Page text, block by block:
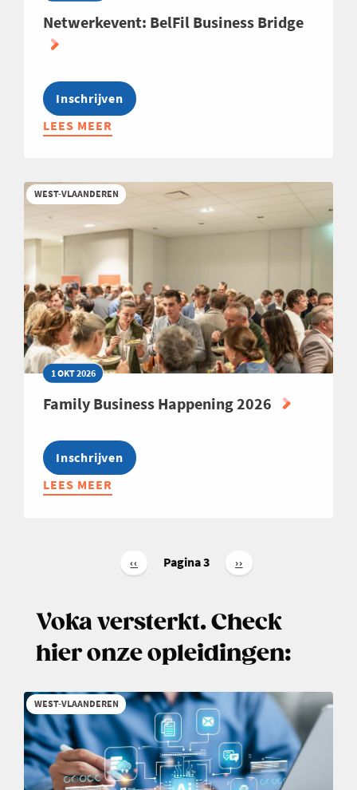
Netwerkevent: BelFil Business Bridge
Inschrijven
LEES MEER
ABOUT
BUSINESS
BRIDGE
WEST-VLAANDEREN
1 OKT 2026
Family Business Happening 2026
Inschrijven
LEES MEER
ABOUT
Vorige
pagina
‹‹ Pagina 3
Volgende
pagina
››
Voka versterkt. Check
hier onze opleidingen:
WEST-VLAANDEREN